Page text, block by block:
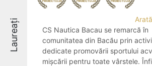
Laureați
CS Nautica Bacau se remarcă în
comunitatea din Bacău prin
dedicate promovării sportului
mișcării pentru toate vârstele.